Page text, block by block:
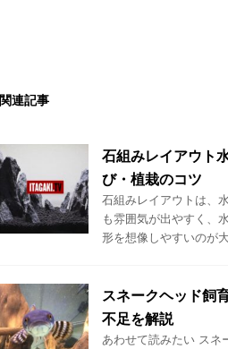
関連記事
石組みレイアウト
び・植栽のコツ
石組みレイアウトは、
も雰囲気が出やすく、
形を想像しやすいのが
スネークヘッド飼
不足を解説
あわせて読みたい スネ